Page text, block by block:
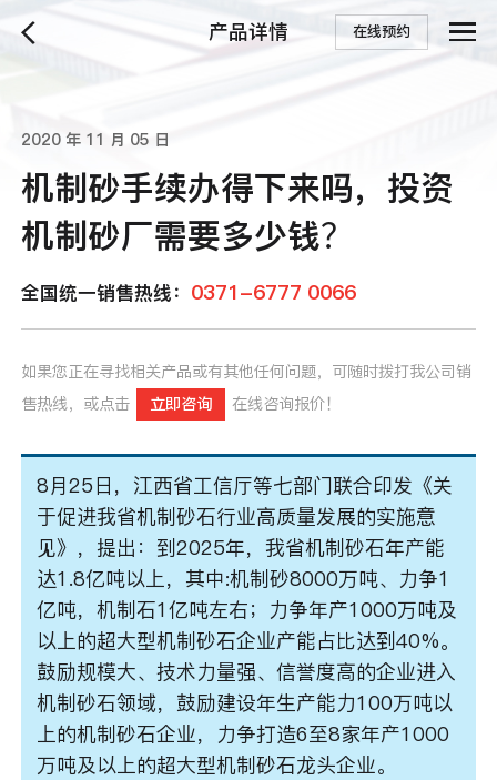
产品详情 在线预约
2020 年 11 月 05 日
机制砂手续办得下来吗，投资
机制砂厂需要多少钱？
全国统一销售热线： 0371-6777 0066
如果您正在寻找相关产品或有其他任何问题，可随时拨打我公司销
售热线，或点击
立即咨询 在线咨询报价！
8月25日，江西省工信厅等七部门联合印发《关
于促进我省机制砂石行业高质量发展的实施意
见》，提出：到2025年，我省机制砂石年产能
达1.8亿吨以上，其中:机制砂8000万吨、力争1
亿吨，机制石1亿吨左右；力争年产1000万吨及
以上的超大型机制砂石企业产能占比达到40%。
鼓励规模大、技术力量强、信誉度高的企业进入
机制砂石领域，鼓励建设年生产能力100万吨以
上的机制砂石企业，力争打造6至8家年产1000
万吨及以上的超大型机制砂石龙头企业。